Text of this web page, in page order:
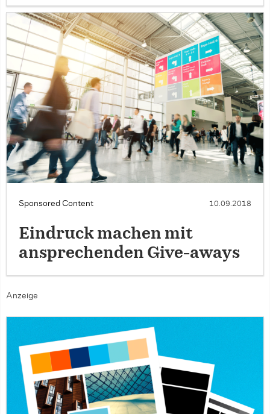
Sponsored Content 10.09.2018
Eindruck machen mit
ansprechenden Give-aways
Anzeige